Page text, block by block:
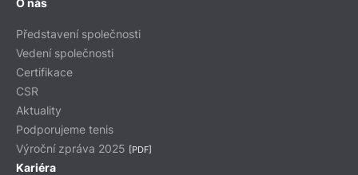
O nás
Představení společnosti
Vedení společnosti
Certifikace
CSR
Aktuality
Podporujeme tenis
Výroční zpráva 2025 [PDF]
Kariéra